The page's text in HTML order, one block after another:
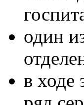
один
в ходе